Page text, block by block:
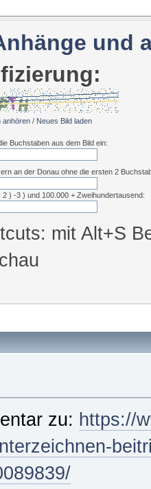
und
anhören / Neues Bild laden
Buchstaben aus dem Bild ein:
an der Donau ohne die ersten 2
2 ) -3 ) und 100.000 + Zweihundertausend:
mit Alt+S
zu: https://